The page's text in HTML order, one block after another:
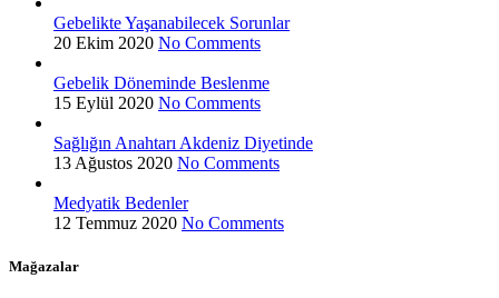
Gebelikte Yaşanabilecek Sorunlar
20 Ekim 2020 No Comments
Gebelik Döneminde Beslenme
15 Eylül 2020 No Comments
Sağlığın Anahtarı Akdeniz Diyetinde
13 Ağustos 2020 No Comments
Medyatik Bedenler
12 Temmuz 2020 No Comments
Mağazalar